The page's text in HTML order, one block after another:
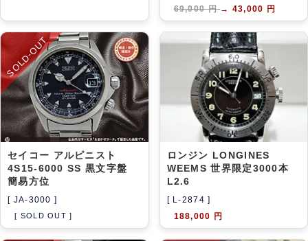
69,000 円→ 43,000 円
SOLD-OUT
セイコー アルピニスト
4S15-6000 SS 黒文字盤
簡易方位
[ JA-3000 ]
[ SOLD OUT ]
ロンジン LONGINES
WEEMS 世界限定3000本
L2.6
[ L-2874 ]
188,000 円